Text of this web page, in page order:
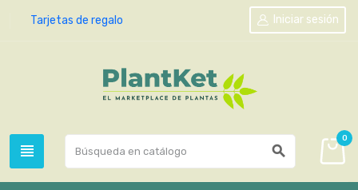
Tarjetas de regalo
view_headline search
Iniciar sesión
0